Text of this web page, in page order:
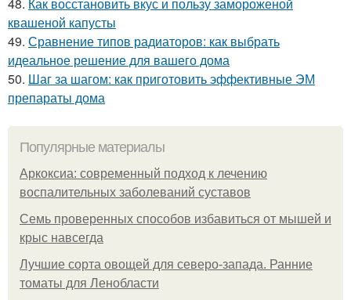
48. Как восстановить вкус и пользу замороженой
квашеной капусты
49. Сравнение типов радиаторов: как выбрать
идеальное решение для вашего дома
50. Шаг за шагом: как приготовить эффективные ЭМ
препараты дома
Популярные материалы
Аркоксиа: современный подход к лечению
воспалительных заболеваний суставов
Семь проверенных способов избавиться от мышей и
крыс навсегда
Лучшие сорта овощей для северо-запада. Ранние
томаты для Ленобласти